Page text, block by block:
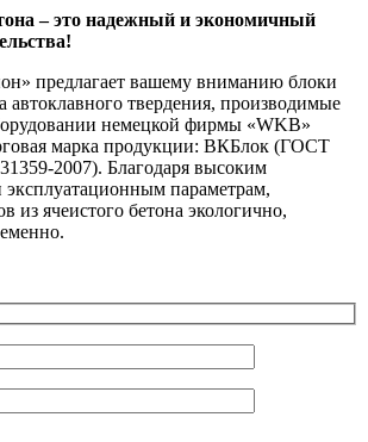
– это надежный и экономичный
предлагает вашему вниманию блоки
автоклавного твердения, производимые
немецкой фирмы «WKВ»
марка продукции: ВКБлок (ГОСТ
2007). Благодаря высоким
эксплуатационным параметрам,
из ячеистого бетона экологично,